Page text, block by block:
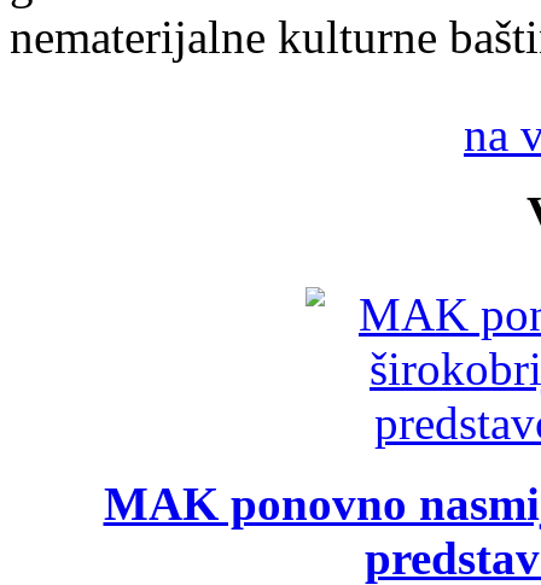
nematerijalne kulturne
na
MAK ponovno